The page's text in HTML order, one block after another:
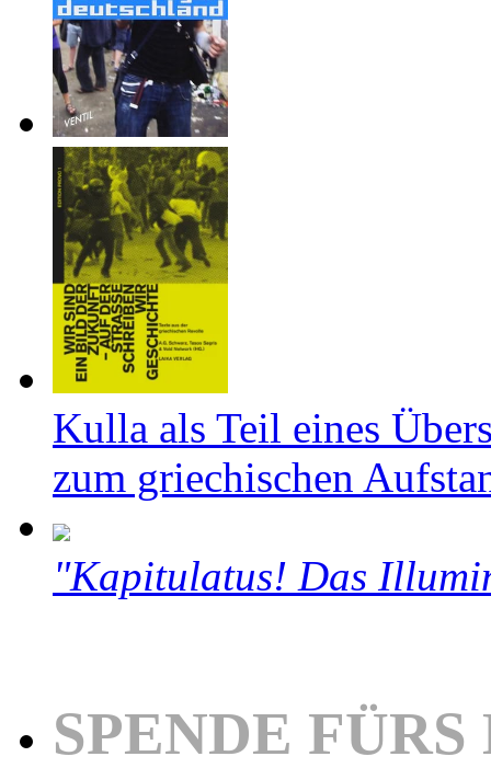
Kulla als Teil eines
zum griechischen
"Kapitulatus! Das
SPENDE